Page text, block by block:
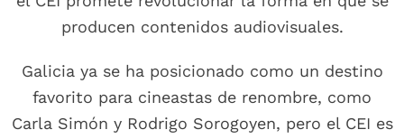
producen contenidos audiovisuales.
Galicia ya se ha posicionado como un destino
favorito para cineastas de renombre, como
Carla Simón y Rodrigo Sorogoyen, pero el CEI es